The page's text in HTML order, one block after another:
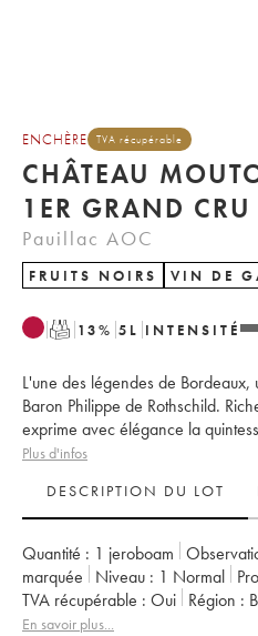
ENCHÈRE TVA récupérable
CHÂTEAU
1ER GRAND
Pauillac AOC
FRUITS NOIRS VIN DE
T 13% 5 L INTENSITÉ
L'une des légendes de
Baron Philippe de Rothschild.
exprime avec élégance la
Plus d'infos
DESCRIPTION DU LOT
Quantité : 1 jeroboam
marquée
Niveau : 1 Normal
TVA récupérable :
oui Région :
Classement :
En savoir plus...